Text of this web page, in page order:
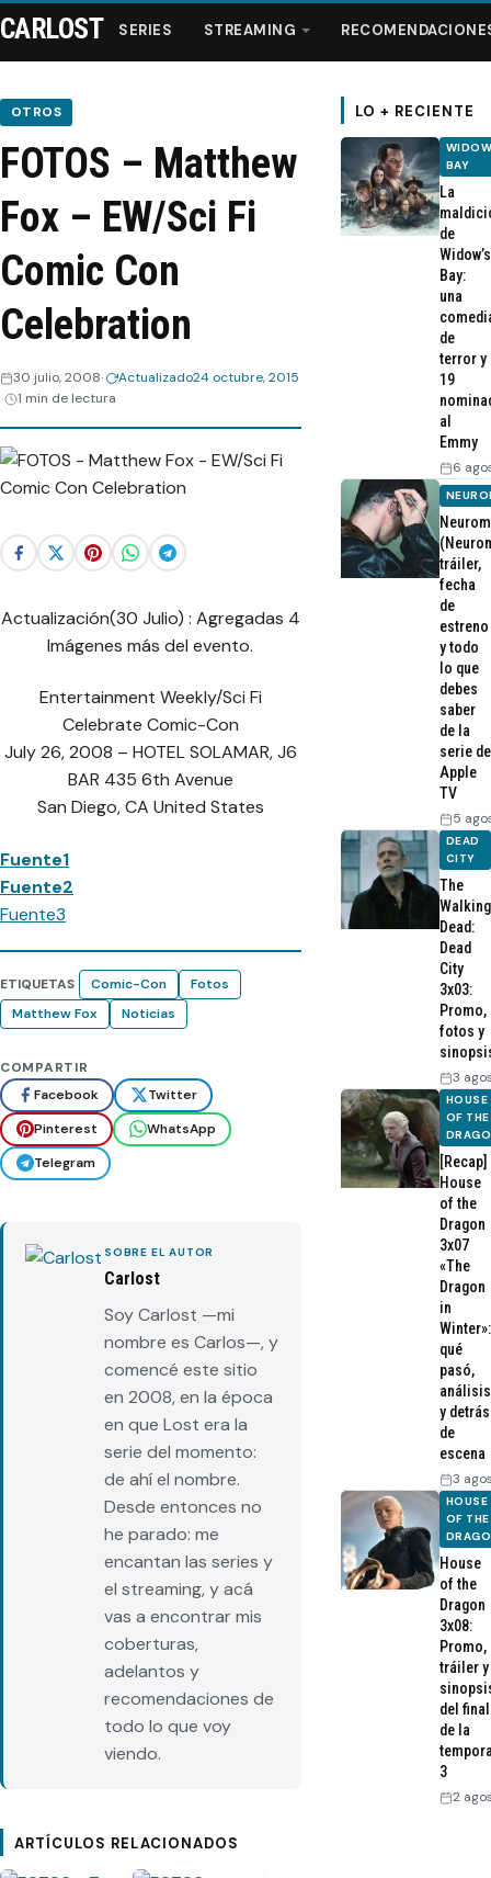
Series
Streaming
Recomendaciones
Webisodios
CARLOST SERIES STREAMING
OTROS
FOTOS – Matthew
Fox – EW/Sci Fi
Comic Con
Celebration
30 julio, 2008 Actualizado24 octubre, 2015
1 min de lectura
Actualización(30 Julio) : Agregadas 4
Imágenes más del evento.
Entertainment Weekly/Sci Fi
Celebrate Comic-Con
July 26, 2008 – HOTEL SOLAMAR, J6
BAR 435 6th Avenue
San Diego, CA United States
Fuente1
Fuente2
Fuente3
ETIQUETAS Comic-Con
Fotos
Matthew Fox
Noticias
COMPARTIR
Facebook
Twitter
Pinterest
WhatsApp
Telegram
SOBRE EL AUTOR
Carlost
Soy Carlost —mi
nombre es Carlos—, y
comencé este sitio
en 2008, en la época
en que Lost era la
serie del momento:
de ahí el nombre.
Desde entonces no
he parado: me
encantan las series y
el streaming, y acá
vas a encontrar mis
coberturas,
adelantos y
recomendaciones de
todo lo que voy
viendo.
ARTÍCULOS RELACIONADOS
LO + RECIENTE
BAY
La
de
Widow’s
Bay:
una
de
terror y
19
al
Emmy
6
tráiler,
fecha
de
estreno
y todo
lo que
debes
saber
de la
serie de
Apple
TV
5
DEAD
CITY
The
Walking
Dead:
Dead
City
3x03:
Promo,
fotos y
3
HOUSE
OF THE
[Recap]
House
of the
Dragon
3x07
«The
Dragon
in
Winter»:
qué
pasó,
análisis
y detrás
de
escena
3
HOUSE
OF THE
House
of the
Dragon
3x08:
Promo,
tráiler y
del final
de la
3
2